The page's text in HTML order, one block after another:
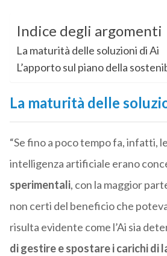
Indice degli argomenti
La maturità delle soluzioni di Ai
L’apporto sul piano della
La maturità delle
“Se fino a poco tempo fa, infatti,
intelligenza artificiale erano
sperimentali, con la maggior
non certi del beneficio che
risulta evidente come l’Ai sia
di gestire e spostare i carichi di